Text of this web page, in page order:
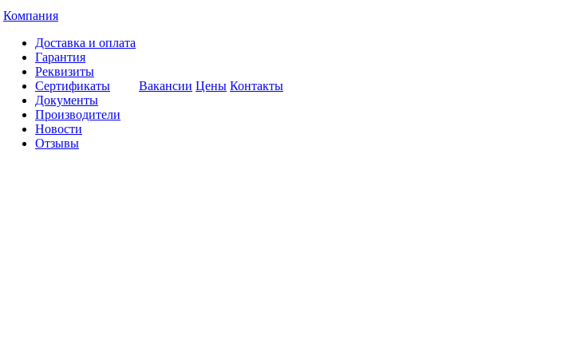
Компания
Доставка и оплата
Гарантия
Реквизиты
Сертификаты
Документы
Производители
Новости
Отзывы
Вакансии Цены Контакты